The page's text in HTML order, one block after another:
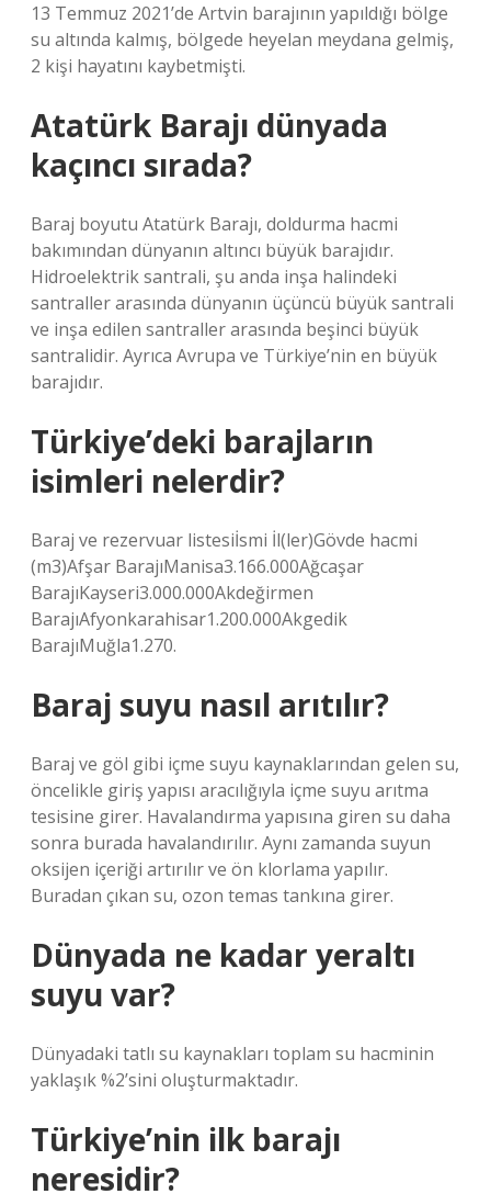
13 Temmuz 2021’de Artvin barajının yapıldığı bölge
su altında kalmış, bölgede heyelan meydana gelmiş,
2 kişi hayatını kaybetmişti.
Atatürk Barajı dünyada
kaçıncı sırada?
Baraj boyutu Atatürk Barajı, doldurma hacmi
bakımından dünyanın altıncı büyük barajıdır.
Hidroelektrik santrali, şu anda inşa halindeki
santraller arasında dünyanın üçüncü büyük santrali
ve inşa edilen santraller arasında beşinci büyük
santralidir. Ayrıca Avrupa ve Türkiye’nin en büyük
barajıdır.
Türkiye’deki barajların
isimleri nelerdir?
Baraj ve rezervuar listesiİsmi İl(ler)Gövde hacmi
(m3)Afşar BarajıManisa3.166.000Ağcaşar
BarajıKayseri3.000.000Akdeğirmen
BarajıAfyonkarahisar1.200.000Akgedik
BarajıMuğla1.270.
Baraj suyu nasıl arıtılır?
Baraj ve göl gibi içme suyu kaynaklarından gelen su,
öncelikle giriş yapısı aracılığıyla içme suyu arıtma
tesisine girer. Havalandırma yapısına giren su daha
sonra burada havalandırılır. Aynı zamanda suyun
oksijen içeriği artırılır ve ön klorlama yapılır.
Buradan çıkan su, ozon temas tankına girer.
Dünyada ne kadar yeraltı
suyu var?
Dünyadaki tatlı su kaynakları toplam su hacminin
yaklaşık %2’sini oluşturmaktadır.
Türkiye’nin ilk barajı
neresidir?